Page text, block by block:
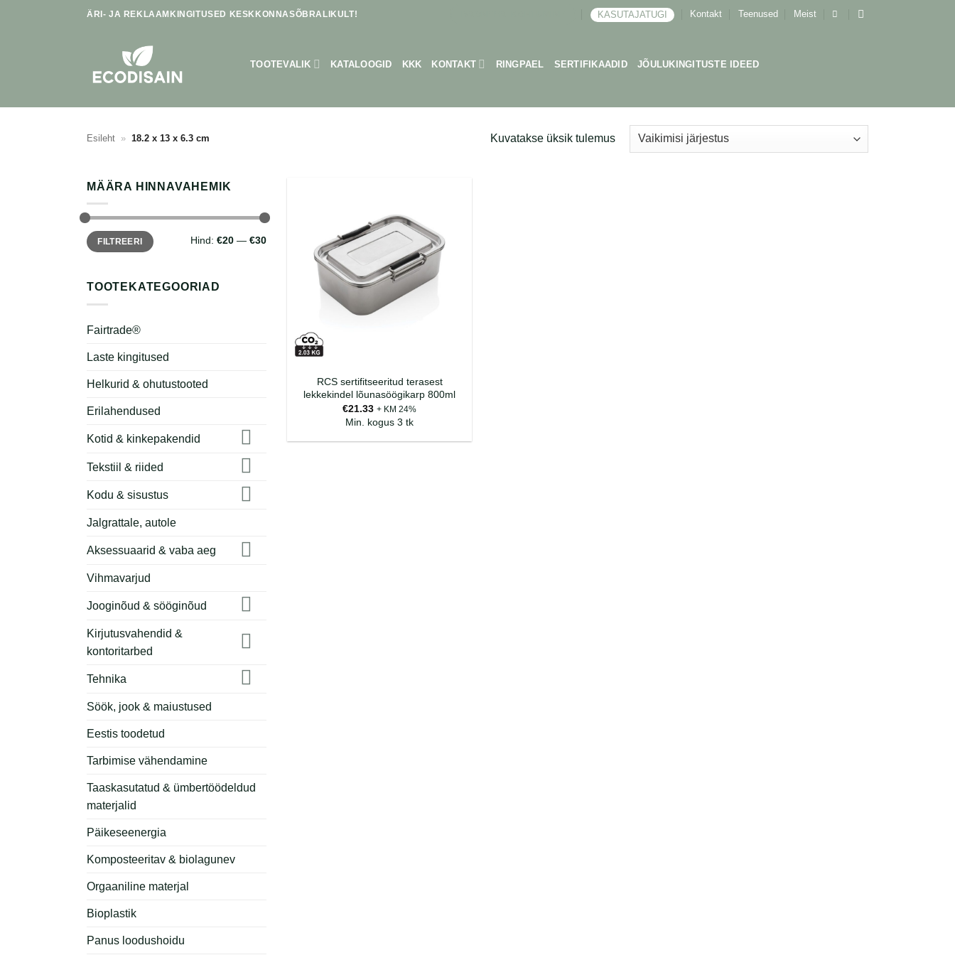
ÄRI- JA REKLAAMKINGITUSED KESKKONNASÕBRALIKULT! KASUTAJATUGI Kontakt Teenused Meist
TOOTEVALIK KATALOOGID KKK KONTAKT RINGPAEL SERTIFIKAADID JÕULUKINGITUSTE IDEED
Esileht » 18.2 x 13 x 6.3 cm Kuvatakse üksik tulemus
MÄÄRA HINNAVAHEMIK
Minimaalne
hind
Maksimaalne
hindFILTREERI Hind: €20— €30
TOOTEKATEGOORIAD
Fairtrade®
Laste kingitused
Helkurid & ohutustooted
Erilahendused
Kotid & kinkepakendid
Tekstiil & riided
Kodu & sisustus
Jalgrattale, autole
Aksessuaarid & vaba aeg
Vihmavarjud
Jooginõud & sööginõud
Kirjutusvahendid &
kontoritarbed
Tehnika
Söök, jook & maiustused
Eestis toodetud
Tarbimise vähendamine
Taaskasutatud & ümbertöödeldud
materjalid
Päikeseenergia
Komposteeritav & biolagunev
Orgaaniline materjal
Bioplastik
Panus loodushoidu
RCS sertifitseeritud terasest
lekkekindel lõunasöögikarp 800ml
€21.33 + KM 24%
Min. kogus 3 tk